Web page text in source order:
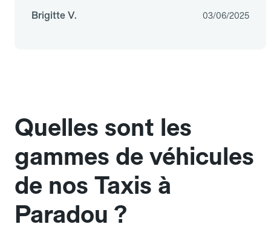
Brigitte V. 03/06/2025
Quelles sont les
gammes de véhicules
de nos Taxis à
Paradou ?